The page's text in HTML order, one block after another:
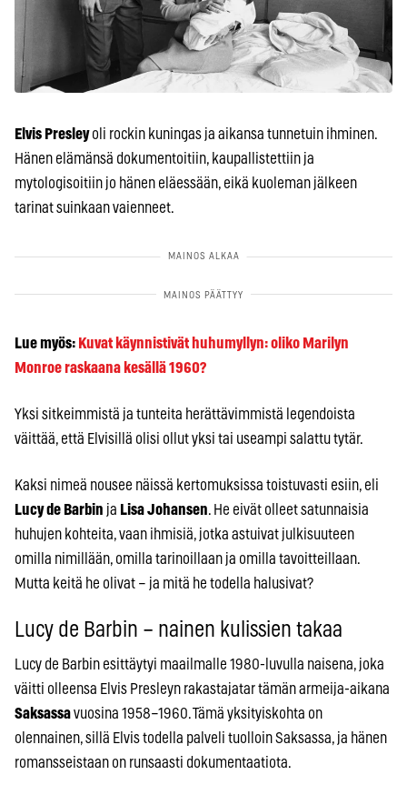
Elvis Presleyoli rockin kuningas ja aikansa tunnetuin ihminen.
Hänen elämänsä dokumentoitiin, kaupallistettiin ja
mytologisoitiin jo hänen eläessään, eikä kuoleman jälkeen
tarinat suinkaan vaienneet.
Lue myös: Kuvat käynnistivät huhumyllyn: oliko Marilyn
Monroe raskaana kesällä 1960?
Yksi sitkeimmistä ja tunteita herättävimmistä legendoista
väittää, että Elvisillä olisi ollut yksi tai useampi salattu tytär.
Kaksi nimeä nousee näissä kertomuksissa toistuvasti esiin, eli
Lucy de Barbin ja Lisa Johansen. He eivät olleet satunnaisia
huhujen kohteita, vaan ihmisiä, jotka astuivat julkisuuteen
omilla nimillään, omilla tarinoillaan ja omilla tavoitteillaan.
Mutta keitä he olivat – ja mitä he todella halusivat?
Lucy de Barbin – nainen kulissien takaa
Lucy de Barbin esittäytyi maailmalle 1980-luvulla naisena, joka
väitti olleensa Elvis Presleyn rakastajatar tämän armeija-aikana
Saksassavuosina 1958–1960. Tämä yksityiskohta on
olennainen, sillä Elvis todella palveli tuolloin Saksassa, ja hänen
romansseistaan on runsaasti dokumentaatiota.